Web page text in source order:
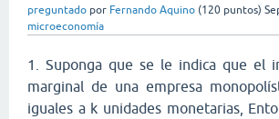
preguntado por Fernando Aquino (120 puntos)
microeconomía
1. Suponga que se le indica que el
marginal de una empresa
iguales a k unidades monetarias,